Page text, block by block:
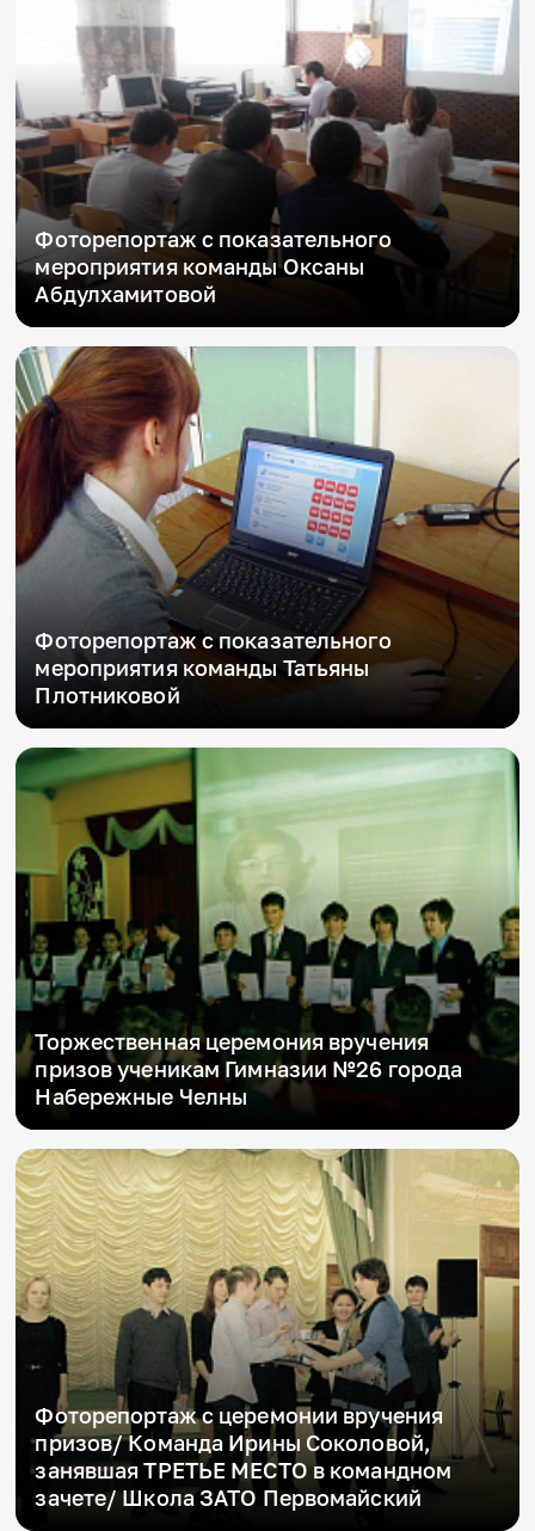
Фоторепортаж с показательного
мероприятия команды Оксаны
Абдулхамитовой
Фоторепортаж с показательного
мероприятия команды Татьяны
Плотниковой
Торжественная церемония вручения
призов ученикам Гимназии №26 города
Набережные Челны
Фоторепортаж с церемонии вручения
призов/ Команда Ирины Соколовой,
занявшая ТРЕТЬЕ МЕСТО в командном
зачете/ Школа ЗАТО Первомайский